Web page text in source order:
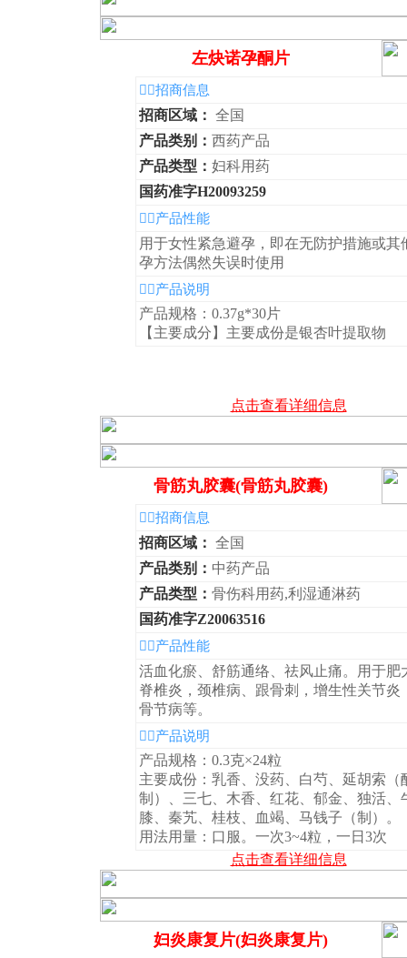
左炔诺孕酮片
◆招商信息
招商区域： 全国
产品类别： 西药产品
产品类型： 妇科用药
国药准字H20093259
◆产品性能
用于女性紧急避孕，即在无防护措施或其
孕方法偶然失误时使用
◆产品说明
产品规格：0.37g*30片
【主要成分】主要成份是银杏叶提取物
点击查看详细信息
骨筋丸胶囊(骨筋丸胶囊)
◆招商信息
招商区域： 全国
产品类别： 中药产品
产品类型： 骨伤科用药,利湿通淋药
国药准字Z20063516
◆产品性能
活血化瘀、舒筋通络、祛风止痛。用于肥
脊椎炎，颈椎病、跟骨刺，增生性关节炎
骨节病等。
◆产品说明
产品规格：0.3克×24粒
主要成份：乳香、没药、白芍、延胡索（
制）、三七、木香、红花、郁金、独活、
膝、秦艽、桂枝、血竭、马钱子（制）。
用法用量：口服。一次3~4粒，一日3次
点击查看详细信息
妇炎康复片(妇炎康复片)